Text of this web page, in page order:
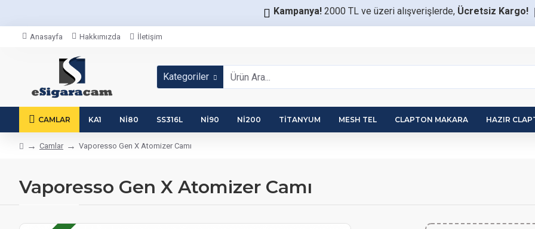
Kampanya! 2000 TL ve üzeri alışverişlerde, Ücretsiz Kargo!
Anasayfa Hakkımızda İletişim
Kategoriler
CAMLAR KA1 NI80 SS316L NI90 NI200 TITANYUM MESH TEL CLAPTON MAKARA HAZIR
Camlar Vaporesso Gen X Atomizer Camı
Vaporesso Gen X Atomizer Camı